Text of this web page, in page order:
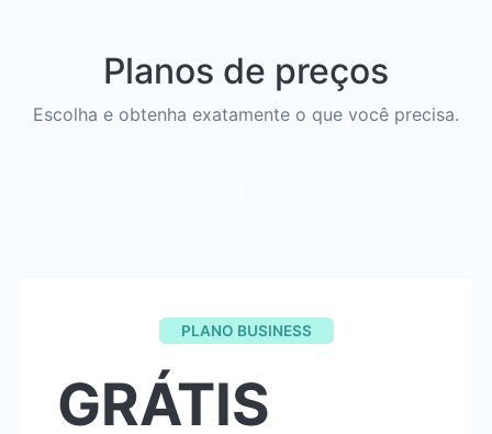
Planos de preços
Escolha e obtenha exatamente o que você precisa.
PLANO BUSINESS
GRÁTIS